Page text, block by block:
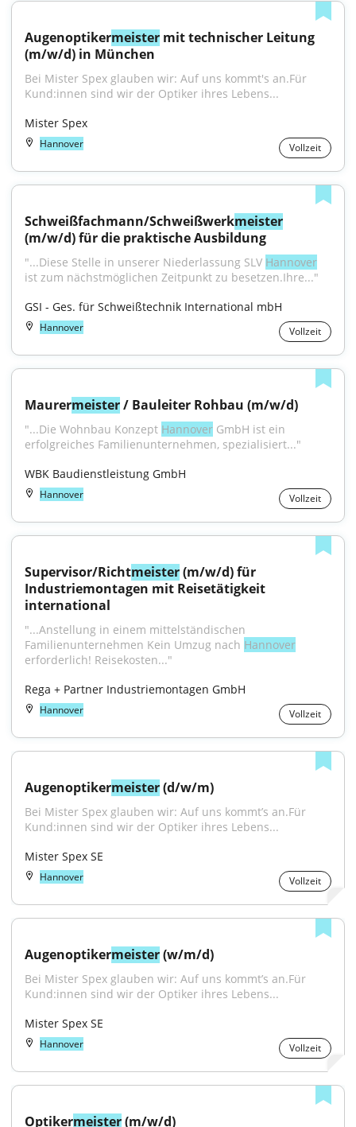
Augenoptikermeister mit technischer Leitung
(m/w/d) in München
Bei Mister Spex glauben wir: Auf uns kommt's an.Für
Kund:innen sind wir der Optiker ihres Lebens...
Mister Spex
Hannover Vollzeit
Schweißfachmann/Schweißwerkmeister
(m/w/d) für die praktische Ausbildung
"...Diese Stelle in unserer Niederlassung SLV Hannover
ist zum nächstmöglichen Zeitpunkt zu besetzen.Ihre..."
GSI - Ges. für Schweißtechnik International mbH
Hannover Vollzeit
Maurermeister / Bauleiter Rohbau (m/w/d)
"...Die Wohnbau Konzept Hannover GmbH ist ein
erfolgreiches Familienunternehmen, spezialisiert..."
WBK Baudienstleistung GmbH
Hannover Vollzeit
Supervisor/Richtmeister (m/w/d) für
Industriemontagen mit Reisetätigkeit
international
"...Anstellung in einem mittelständischen
Familienunternehmen Kein Umzug nach Hannover
erforderlich! Reisekosten..."
Rega + Partner Industriemontagen GmbH
Hannover Vollzeit
Augenoptikermeister (d/w/m)
Bei Mister Spex glauben wir: Auf uns kommt’s an.Für
Kund:innen sind wir der Optiker ihres Lebens...
Mister Spex SE
Hannover Vollzeit
Augenoptikermeister (w/m/d)
Bei Mister Spex glauben wir: Auf uns kommt’s an.Für
Kund:innen sind wir der Optiker ihres Lebens...
Mister Spex SE
Hannover Vollzeit
Optikermeister (m/w/d)